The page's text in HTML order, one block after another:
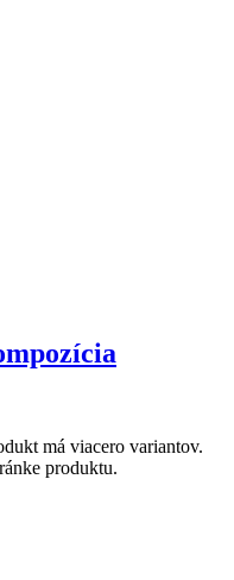
má viacero variantov.
produktu.